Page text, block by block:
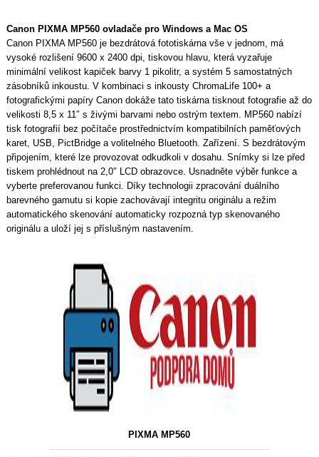
Canon PIXMA MP560 ovladače pro Windows a Mac OS
Canon PIXMA MP560 je bezdrátová fototiskárna vše v jednom, má
vysoké rozlišení 9600 x 2400 dpi, tiskovou hlavu, která vyzařuje
minimální velikost kapiček barvy 1 pikolitr, a systém 5 samostatných
zásobníků inkoustu. V kombinaci s inkousty ChromaLife 100+ a
fotografickými papíry Canon dokáže tato tiskárna tisknout fotografie až do
velikosti 8,5 x 11″ s živými barvami nebo ostrým textem. MP560 nabízí
tisk fotografií bez počítače prostřednictvím kompatibilních paměťových
karet, USB, PictBridge a volitelného Bluetooth. Zařízení. S bezdrátovým
připojením, které lze provozovat odkudkoli v dosahu. Snímky si lze před
tiskem prohlédnout na 2,0″ LCD obrazovce. Usnadněte výběr funkce a
vyberte preferovanou funkci. Díky technologii zpracování duálního
barevného gamutu si kopie zachovávají integritu originálu a režim
automatického skenování automaticky rozpozná typ skenovaného
originálu a uloží jej s příslušným nastavením.
PIXMA MP560